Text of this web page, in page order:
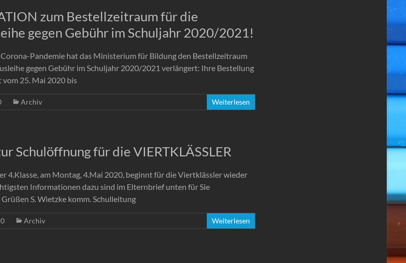
zum Bestellzeitraum für die
gegen Gebühr im Schuljahr 2020/2021!
Pandemie hat das Ministerium für Bildung den Bestellzeitraum
gegen Gebühr im Schuljahr 2020/2021 verlängert: Ihre Bestellung
vom 25. Mai 2020 bis
Archiv Weiterlesen
Schulöffnung für die VIERTKLÄSSLER
4.Klasse, am Montag, 4.Mai 2020, beginnt für die Viertklässler wieder
Informationen dazu sind im Elternbrief unten für Sie
S. Wietzke komm. Schulleitung
Archiv Weiterlesen